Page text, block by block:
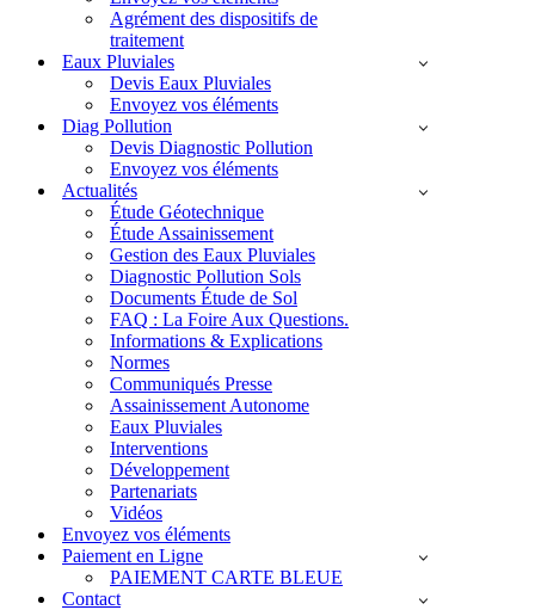
Agrément des dispositifs de
traitement
Eaux Pluviales
Devis Eaux Pluviales
Envoyez vos éléments
Diag Pollution
Devis Diagnostic Pollution
Envoyez vos éléments
Actualités
Étude Géotechnique
Étude Assainissement
Gestion des Eaux Pluviales
Diagnostic Pollution Sols
Documents Étude de Sol
FAQ : La Foire Aux Questions.
Informations & Explications
Normes
Communiqués Presse
Assainissement Autonome
Eaux Pluviales
Interventions
Développement
Partenariats
Vidéos
Envoyez vos éléments
Paiement en Ligne
PAIEMENT CARTE BLEUE
Contact